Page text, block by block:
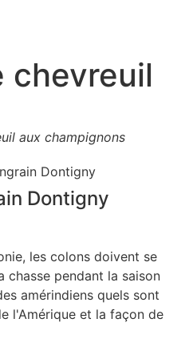
chevreuil
aux champignons
Dontigny
les colons doivent se
chasse pendant la saison
amérindiens quels sont
l'Amérique et la façon de